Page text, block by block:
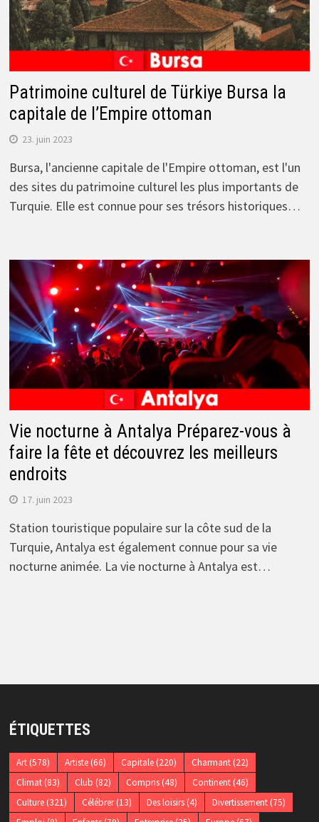
Patrimoine culturel de Türkiye Bursa la
capitale de l’Empire ottoman
23. juin 2023
Bursa, l'ancienne capitale de l'Empire ottoman, est l'un
des sites du patrimoine culturel les plus importants de
Turquie. Elle est connue pour ses trésors historiques…
Vie nocturne à Antalya Préparez-vous à
faire la fête et découvrez les meilleurs
endroits
17. juin 2023
Station touristique populaire sur la côte sud de la
Turquie, Antalya est également connue pour sa vie
nocturne animée. La vie nocturne à Antalya est…
ÉTIQUETTES
Art(578) Artiste(66) Capitale(220) Charmant(22)
Climat(83) Club (82) Compris(48) Continent(46)
Culture(321) Célébrer(13) Des loisirs(4) Divertissement(75)